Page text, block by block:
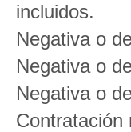
incluidos.
Negativa o
Negativa o
Negativa o
Contratación